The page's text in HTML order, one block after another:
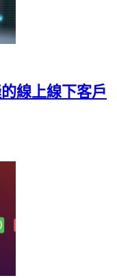
線上線下客戶